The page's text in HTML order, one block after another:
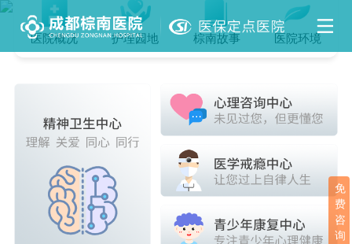
医院概况 护理园地 棕南故事 医院环境
免
费
咨
询